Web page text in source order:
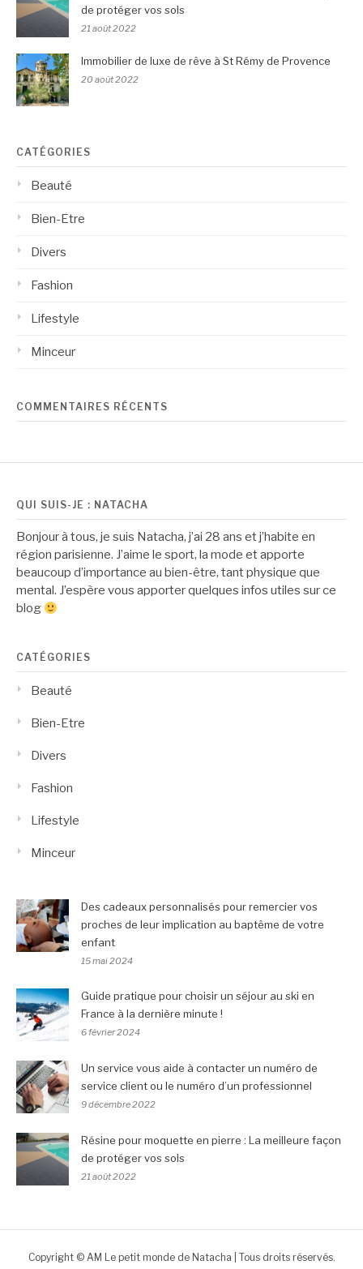
de protéger vos sols
21 août 2022
Immobilier de luxe de rêve à St Rémy de Provence
20 août 2022
CATÉGORIES
Beauté
Bien-Etre
Divers
Fashion
Lifestyle
Minceur
COMMENTAIRES RÉCENTS
QUI SUIS-JE : NATACHA
Bonjour à tous, je suis Natacha, j’ai 28 ans et j’habite en
région parisienne. J’aime le sport, la mode et apporte
beaucoup d’importance au bien-être, tant physique que
mental. J’espère vous apporter quelques infos utiles sur ce
blog
CATÉGORIES
Beauté
Bien-Etre
Divers
Fashion
Lifestyle
Minceur
Des cadeaux personnalisés pour remercier vos
proches de leur implication au baptême de votre
enfant
15 mai 2024
Guide pratique pour choisir un séjour au ski en
France à la dernière minute !
6 février 2024
Un service vous aide à contacter un numéro de
service client ou le numéro d’un professionnel
9 décembre 2022
Résine pour moquette en pierre : La meilleure façon
de protéger vos sols
21 août 2022
Copyright © AM Le petit monde de Natacha | Tous droits réservés.